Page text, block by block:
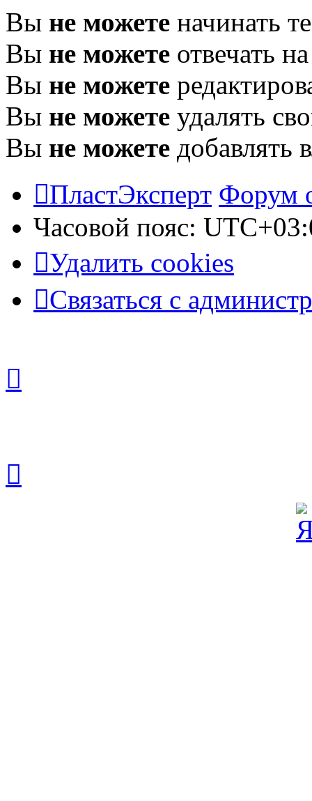
Вы не можете начинать
Вы не можете отвечать
Вы не можете
Вы не можете удалять
Вы не можете добавлять
ПластЭксперт Форум
Часовой пояс:
Удалить cookies
Связаться с